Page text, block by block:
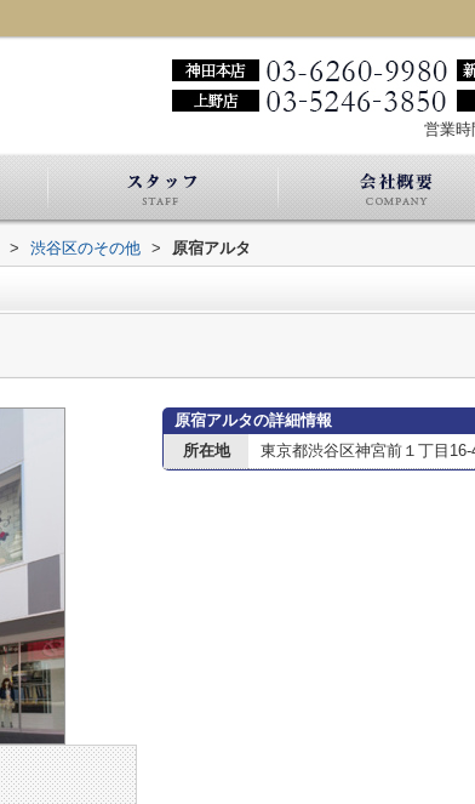
営業時
> 渋谷区のその他 > 原宿アルタ
原宿アルタの詳細情報
所在地
東京都渋谷区神宮前１丁目16-